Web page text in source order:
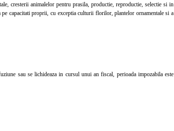
cresterii animalelor pentru prasila, productie, reproductie, selectie si in
capacitati proprii, cu exceptia culturii florilor, plantelor ornamentale si a
sau se lichideaza in cursul unui an fiscal, perioada impozabila este